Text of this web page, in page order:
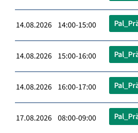
14.08.2026 14:00-15:00
14.08.2026 15:00-16:00
14.08.2026 16:00-17:00
17.08.2026 08:00-09:00